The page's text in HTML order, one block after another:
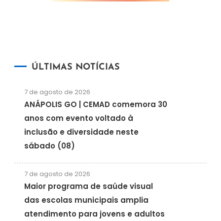
ÚLTIMAS NOTÍCIAS
7 de agosto de 2026
ANÁPOLIS GO | CEMAD comemora 30
anos com evento voltado à
inclusão e diversidade neste
sábado (08)
7 de agosto de 2026
Maior programa de saúde visual
das escolas municipais amplia
atendimento para jovens e adultos